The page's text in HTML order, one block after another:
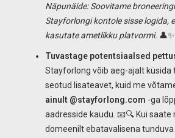
Näpunäide: Soovitame
Stayforlongi kontole sisse logida,
kasutate ametlikku platvormi. 👤✨
Tuvastage potentsiaalsed
Stayforlong võib aeg-ajalt küsida
seotud lisateavet, kuid me
ainult @stayforlong.com -ga
aadresside kaudu. 📧🔍 Kui
domeenilt ebatavalisena tunduva